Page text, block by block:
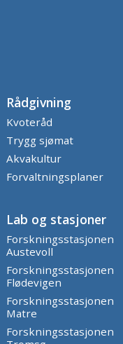
Rådgivning
Kvoteråd
Trygg sjømat
Akvakultur
Forvaltningsplaner
Lab og stasjoner
Forskningsstasjonen
Austevoll
Forskningsstasjonen
Flødevigen
Forskningsstasjonen
Matre
Forskningsstasjonen